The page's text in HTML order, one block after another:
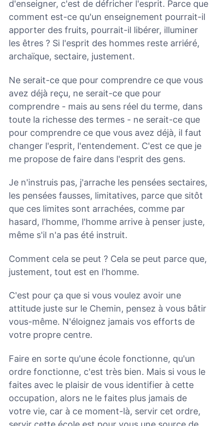
d'enseigner, c'est de défricher l'esprit. Parce que
comment est-ce qu'un enseignement pourrait-il
apporter des fruits, pourrait-il libérer, illuminer
les êtres ? Si l'esprit des hommes reste arriéré,
archaïque, sectaire, justement.
Ne serait-ce que pour comprendre ce que vous
avez déjà reçu, ne serait-ce que pour
comprendre - mais au sens réel du terme, dans
toute la richesse des termes - ne serait-ce que
pour comprendre ce que vous avez déjà, il faut
changer l'esprit, l'entendement. C'est ce que je
me propose de faire dans l'esprit des gens.
Je n'instruis pas, j'arrache les pensées sectaires,
les pensées fausses, limitatives, parce que sitôt
que ces limites sont arrachées, comme par
hasard, l'homme, l'homme arrive à penser juste,
même s'il n'a pas été instruit.
Comment cela se peut ? Cela se peut parce que,
justement, tout est en l'homme.
C'est pour ça que si vous voulez avoir une
attitude juste sur le Chemin, pensez à vous bâtir
vous-même. N'éloignez jamais vos efforts de
votre propre centre.
Faire en sorte qu'une école fonctionne, qu'un
ordre fonctionne, c'est très bien. Mais si vous le
faites avec le plaisir de vous identifier à cette
occupation, alors ne le faites plus jamais de
votre vie, car à ce moment-là, servir cet ordre,